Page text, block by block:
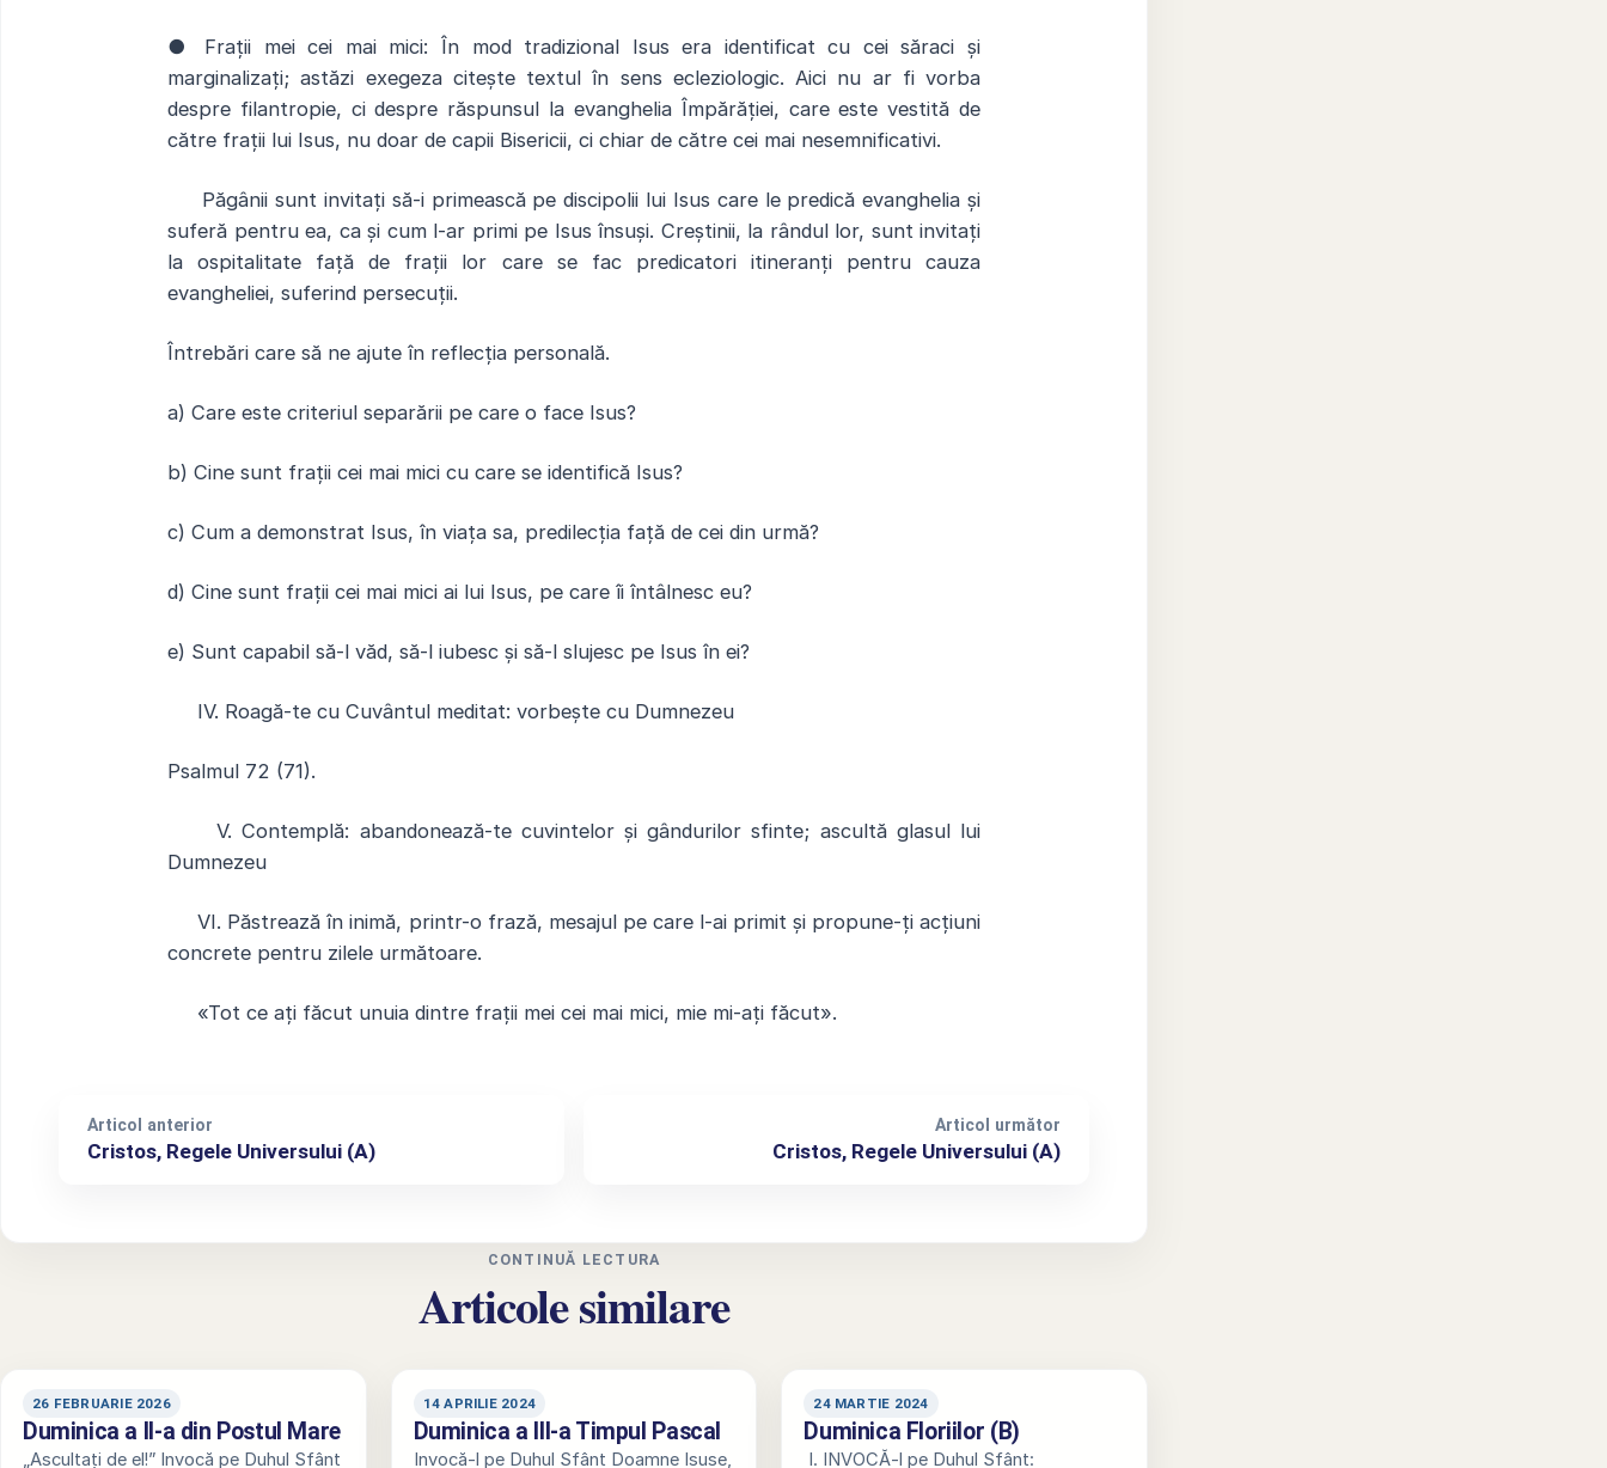
● Frații mei cei mai mici: În mod tradizional Isus era identificat cu cei săraci și
marginalizați; astăzi exegeza citește textul în sens ecleziologic. Aici nu ar fi vorba
despre filantropie, ci despre răspunsul la evanghelia Împărăției, care este vestită de
către frații lui Isus, nu doar de capii Bisericii, ci chiar de către cei mai nesemnificativi.
Păgânii sunt invitați să-i primească pe discipolii lui Isus care le predică evanghelia și
suferă pentru ea, ca și cum l-ar primi pe Isus însuși. Creștinii, la rândul lor, sunt invitați
la ospitalitate față de frații lor care se fac predicatori itineranți pentru cauza
evangheliei, suferind persecuții.
Întrebări care să ne ajute în reflecția personală.
a) Care este criteriul separării pe care o face Isus?
b) Cine sunt frații cei mai mici cu care se identifică Isus?
c) Cum a demonstrat Isus, în viața sa, predilecția față de cei din urmă?
d) Cine sunt frații cei mai mici ai lui Isus, pe care îi întâlnesc eu?
e) Sunt capabil să-l văd, să-l iubesc și să-l slujesc pe Isus în ei?
IV. Roagă-te cu Cuvântul meditat: vorbește cu Dumnezeu
Psalmul 72 (71).
V. Contemplă: abandonează-te cuvintelor și gândurilor sfinte; ascultă glasul lui
Dumnezeu
VI. Păstrează în inimă, printr-o frază, mesajul pe care l-ai primit și propune-ți acțiuni
concrete pentru zilele următoare.
«Tot ce ați făcut unuia dintre frații mei cei mai mici, mie mi-ați făcut».
Articol anterior
Cristos, Regele Universului (A)
Articol următor
Cristos, Regele Universului (A)
CONTINUĂ LECTURA
Articole similare
26 FEBRUARIE 2026
Duminica a II-a din Postul Mare
„Ascultați de el!” Invocă pe Duhul Sfânt
14 APRILIE 2024
Duminica a III-a Timpul Pascal
Invocă-l pe Duhul Sfânt Doamne Isuse,
24 MARTIE 2024
Duminica Floriilor (B)
I. INVOCĂ-l pe Duhul Sfânt: